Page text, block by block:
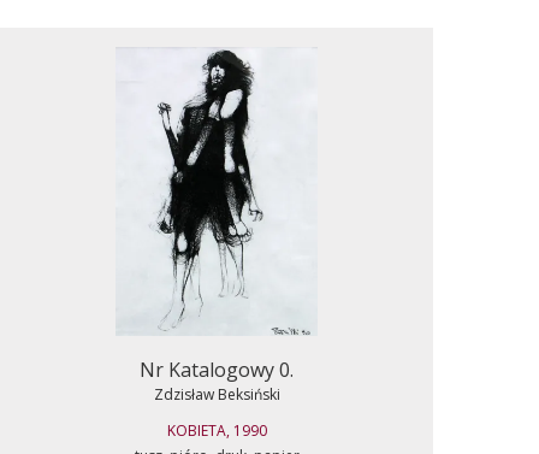
Nr Katalogowy 0.
Zdzisław Beksiński
KOBIETA, 1990